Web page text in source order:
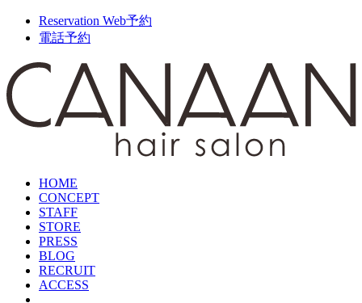
Reservation Web予約
電話予約
HOME
CONCEPT
STAFF
STORE
PRESS
BLOG
RECRUIT
ACCESS